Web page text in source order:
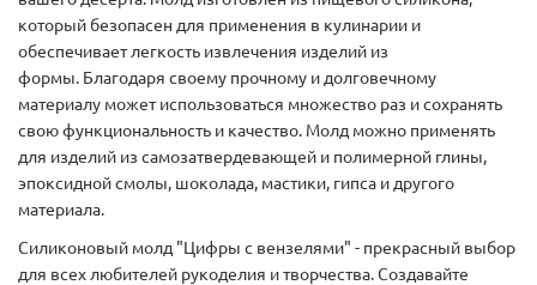
который безопасен для применения в кулинарии и
обеспечивает легкость извлечения изделий из
формы. Благодаря своему прочному и долговечному
материалу может использоваться множество раз и сохранять
свою функциональность и качество. Молд можно применять
для изделий из самозатвердевающей и полимерной глины,
эпоксидной смолы, шоколада, мастики, гипса и другого
материала.
Силиконовый молд "Цифры с вензелями" - прекрасный выбор
для всех любителей рукоделия и творчества. Создавайте